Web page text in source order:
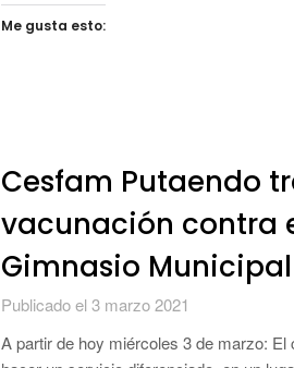
Me gusta esto:
Cesfam Putaendo
vacunación contra
Gimnasio Municipal
Publicado el 3 marzo 2021
A partir de hoy miércoles 3 de marzo: El